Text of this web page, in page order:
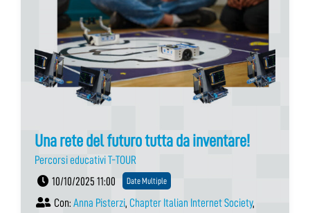
Una rete del futuro tutta da inventare!
Percorsi educativi T-TOUR
10/10/2025 11:00
Date Multiple
Con: Anna Pisterzi, Chapter Italian Internet Society,